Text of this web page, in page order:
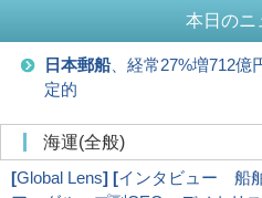
本日のニ
日本郵船、経常27%増712億
定的
海運(全般)
[Global Lens] [インタビュー 船